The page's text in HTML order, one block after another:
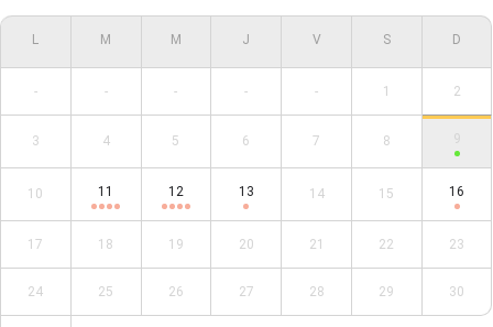
- - - - - 1 2
3 4 5 6 7 8 9
10 11 12 13 14 15 16
17 18 19 20 21 22 23
24 25 26 27 28 29 30